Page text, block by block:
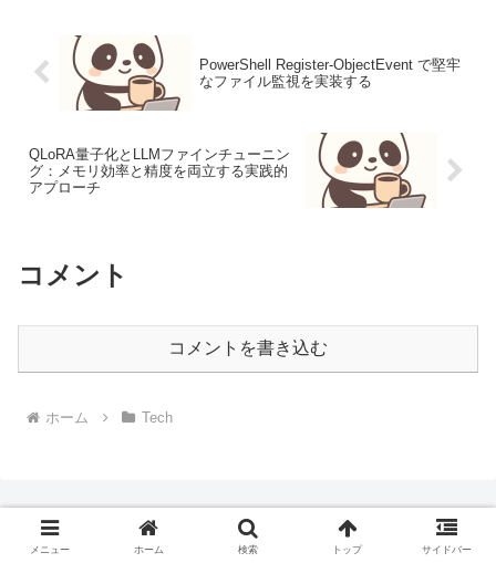
PowerShell Register-ObjectEvent で堅牢
なファイル監視を実装する
QLoRA量子化とLLMファインチューニン
グ：メモリ効率と精度を両立する実践的
アプローチ
コメント
コメントを書き込む
ホーム Tech
メニュー ホーム 検索 トップ サイドバー